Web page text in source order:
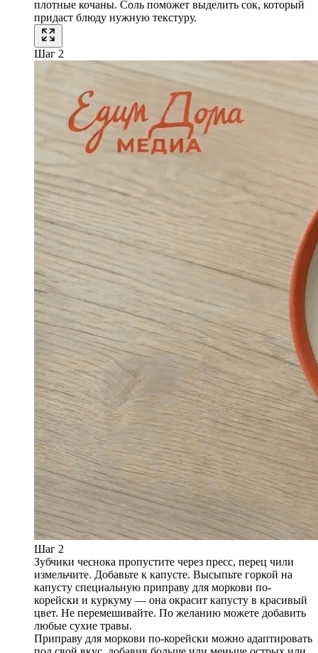
плотные кочаны. Соль поможет выделить сок, который
придаст блюду нужную текстуру.
Шаг 2
Шаг 2
Зубчики чеснока пропустите через пресс, перец чили
измельчите. Добавьте к капусте. Высыпьте горкой на
капусту специальную приправу для моркови по-
корейски и куркуму — она окрасит капусту в красивый
цвет. Не перемешивайте. По желанию можете добавить
любые сухие травы.
Приправу для моркови по-корейски можно адаптировать